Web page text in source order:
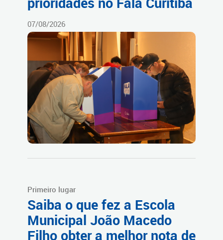
07/08/2026
Primeiro lugar
Saiba o que fez a Escola
Municipal João Macedo
Filho obter a melhor nota de